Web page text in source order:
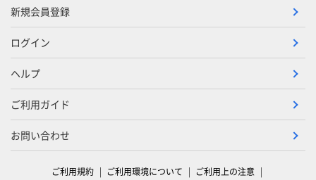
新規会員登録
ログイン
ヘルプ
ご利用ガイド
お問い合わせ
ご利用規約 ご利用環境について ご利用上の注意